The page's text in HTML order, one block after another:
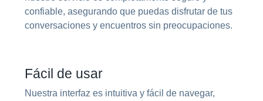
confiable, asegurando que puedas disfrutar de tus
conversaciones y encuentros sin preocupaciones.
Fácil de usar
Nuestra interfaz es intuitiva y fácil de navegar,